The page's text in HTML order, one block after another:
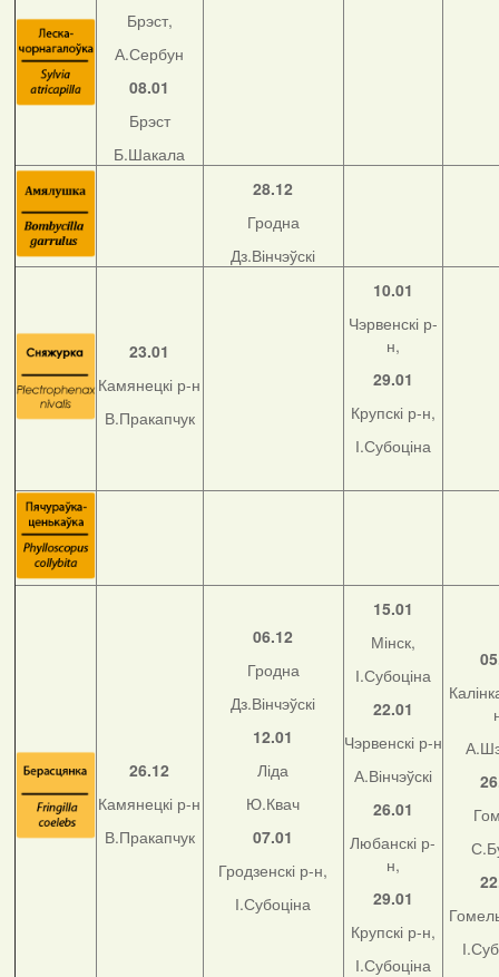
Брэст,
А.Сербун
08.01
Брэст
Б.Шакала
28.12
Гродна
Дз.Вінчэўскі
23.01
Камянецкі р-н
В.Пракапчук
10.01
Чэрвенскі р-
н,
29.01
Крупскі р-н,
І.Субоціна
26.12
Камянецкі р-н
В.Пракапчук
06.12
Гродна
Дз.Вінчэўскі
12.01
Ліда
Ю.Квач
07.01
Гродзенскі р-н,
І.Субоціна
15.01
Мінск,
І.Субоціна
22.01
Чэрвенскі р-н
А.Вінчэўскі
26.01
Любанскі р-
н,
29.01
Крупскі р-н,
І.Субоціна